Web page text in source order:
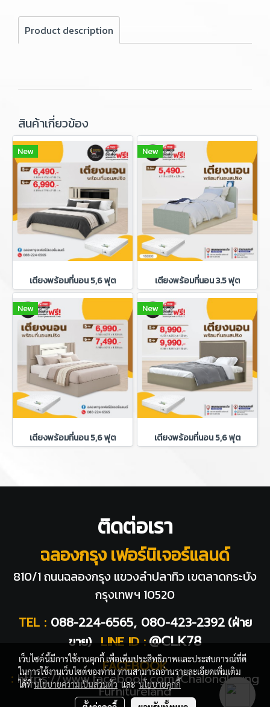
Product description
สินค้าเกี่ยวข้อง
New
เตียงพร้อมที่นอน 5,6 ฟุต
New
เตียงพร้อมที่นอน 3.5 ฟุต
New
เตียงพร้อมที่นอน 5,6 ฟุต
New
เตียงพร้อมที่นอน 5,6 ฟุต
ติดต่อเรา
ฉลองกรุง เฟอร์นิเจอร์แลนด์
810/1 ถนนฉลองกรุง แขวงลำปลาทิว เขตลาดกระบัง
กรุงเทพฯ 10520
TEL : 088-224-6565, 080-423-2392 (ฝ่าย
ขาย) LINE ID : @CLK78
FACEBOOK
: https://www.facebook.com/Chalongkrung
Furnitureland
เว็บไซต์นี้มีการใช้งานคุกกี้ เพื่อเพิ่มประสิทธิภาพและประสบการณ์ที่ดี
ในการใช้งานเว็บไซต์ของท่าน ท่านสามารถอ่านรายละเอียดเพิ่มเติม
ได้ที่นโยบายความเป็นส่วนตัวและนโยบายคุกกี้